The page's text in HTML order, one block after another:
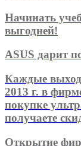
Начинать
выгодней!
ASUS дарит
Каждые
2013 г. в
покупке
получаете
Открытие